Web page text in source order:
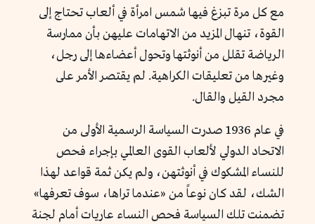
مع كل مرة تبزغ فيها شمس امرأة في ألعاب تحتاج إلى
القوة، تنهال المزيد من الاتهامات عليهن بأن ممارسة
الرياضة تقلل من أنوثتها وتحول أعضاءها إلى رجل،
وغيرها من تعليقات الكراهية. لم يقتصر الأمر على
مجرد القيل والقال.
في عام 1936 صدرت السياسة الرسمية الأولى من
الاتحاد الدولي لألعاب القوى العالمي بإجراء فحص
للنساء المشكوك في أنوثتهن، ولم يكن ثمة قواعد لهذا
الشك، لقد كان نوعاً من «عندما تراها، سوف تعرفها»
تضمنت تلك السياسة فحص النساء عاريات أمام لجنة